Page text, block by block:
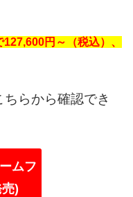
円～（税込）、
らから確認でき
ムフ
)